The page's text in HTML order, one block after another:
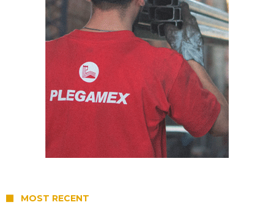
MOST RECENT